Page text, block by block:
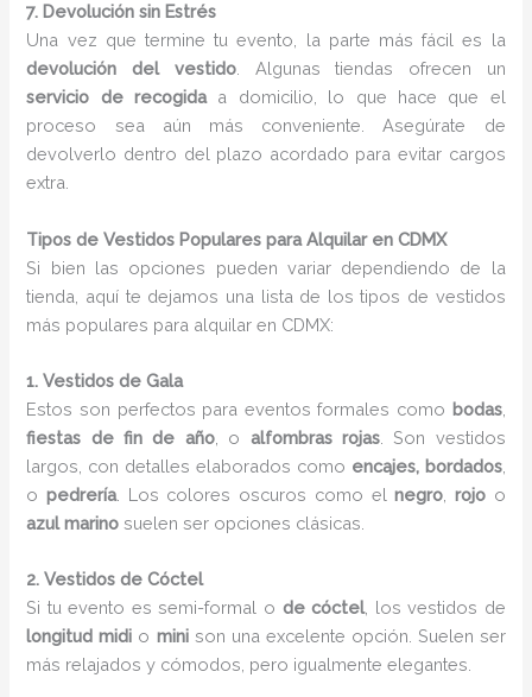
7. Devolución sin Estrés
Una vez que termine tu evento, la parte más fácil es la
devolución del vestido. Algunas tiendas ofrecen un
servicio de recogidaa domicilio, lo que hace que el
proceso sea aún más conveniente. Asegúrate de
devolverlo dentro del plazo acordado para evitar cargos
extra.
Tipos de Vestidos Populares para Alquilar en CDMX
Si bien las opciones pueden variar dependiendo de la
tienda, aquí te dejamos una lista de los tipos de vestidos
más populares para alquilar en CDMX:
1. Vestidos de Gala
Estos son perfectos para eventos formales como bodas,
fiestas de fin de año, o alfombras rojas. Son vestidos
largos, con detalles elaborados como encajes, bordados,
opedrería. Los colores oscuros como elnegro rojoo
azul marino suelen ser opciones clásicas.
2. Vestidos de Cóctel
Si tu evento es semi-formal o de cóctel, los vestidos de
longitud midi o minison una excelente opción. Suelen ser
más relajados y cómodos, pero igualmente elegantes.